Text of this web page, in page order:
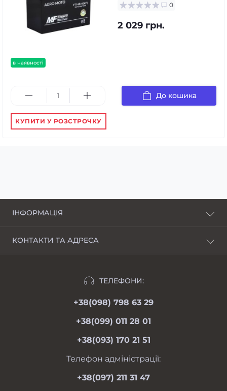
в наявності
0
2 029 грн.
До кошика
КУПИТИ У РОЗСТРОЧКУ
ІНФОРМАЦІЯ
Особистий кабінет
КОНТАКТИ ТА АДРЕСА
ТЕЛЕФОНИ:
+38(098) 798 63 29
+38(099) 011 28 01
+38(093) 170 21 51
Телефон адміністрації:
+38(097) 211 31 47